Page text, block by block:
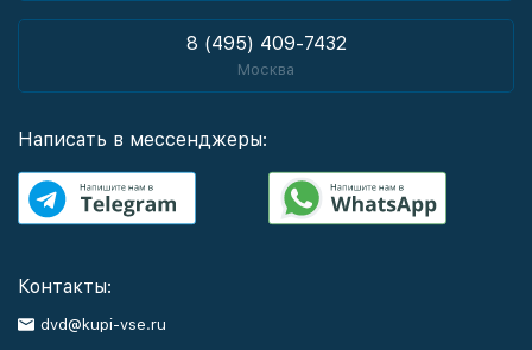
8 (495) 409-7432
Москва
Написать в мессенджеры:
Контакты:
dvd@kupi-vse.ru